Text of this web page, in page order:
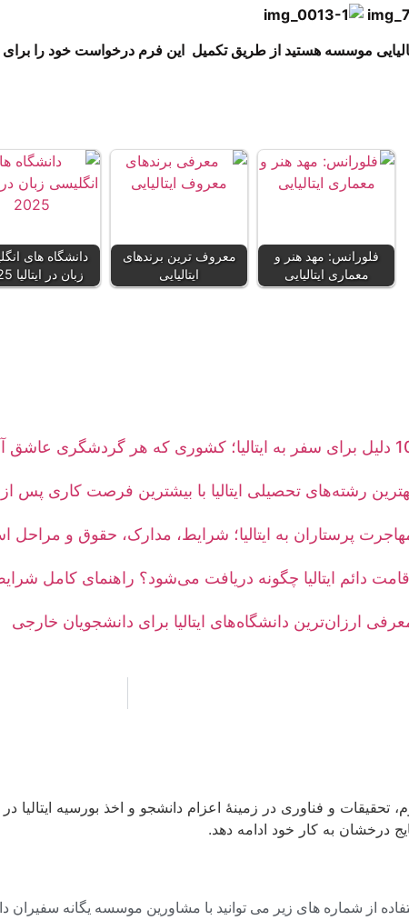
موسسه هستید از طریق تکمیل این فرم درخواست خود را برای
دانشگاه های
زبان در ایتالیا 2025
معروف ترین برندهای
ایتالیایی
فلورانس: مهد هنر و
معماری ایتالیایی
کشوری که هر گردشگری عاشق آن می‌شود
رشته‌های تحصیلی ایتالیا با بیشترین فرصت کاری پس
پرستاران به ایتالیا؛ شرایط، مدارک، حقوق و مراحل
دائم ایتالیا چگونه دریافت می‌شود؟ راهنمای کامل
ارزان‌ترین دانشگاه‌های ایتالیا برای دانشجویان خارجی
و فناوری در زمینۀ اعزام دانشجو و اخذ بورسیه
درخشان به کار خود ادامه دهد.
از شماره های زیر می توانید با مشاورین موسسه یگانه سفیران